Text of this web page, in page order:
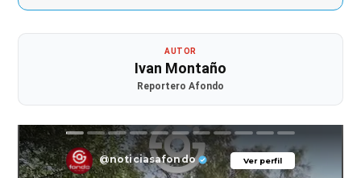
AUTOR
Ivan Montaño
Reportero Afondo
Ver perfil
@noticiasafondo Ver perfil